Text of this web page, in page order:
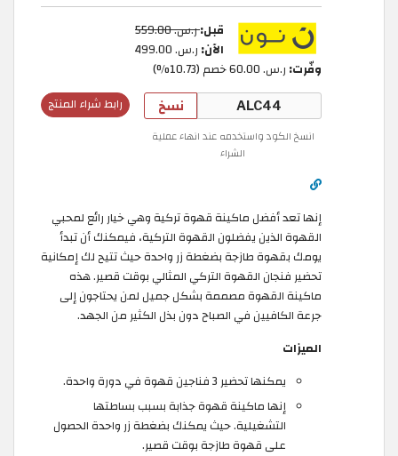
قبل:ر.س.‏ 559.00
الآن: ر.س.‏ 499.00
وفّرت: ر.س.‏ 60.00 خصم (10.73%)
رابط شراء المنتج نسخ
انسخ الكود واستخدمه عند انهاء عملية
الشراء
إنها تعد أفضل ماكينة قهوة تركية وهي خيار رائع لمحبي
القهوة الذين يفضلون القهوة التركية، فيمكنك أن تبدأ
يومك بقهوة طازجة بضغطة زر واحدة حيث تتيح لك إمكانية
تحضير فنجان القهوة التركي المثالي بوقت قصير. هذه
ماكينة القهوة مصممة بشكل جميل لمن يحتاجون إلى
جرعة الكافيين في الصباح دون بذل الكثير من الجهد.
الميزات
يمكنها تحضير 3 فناجين قهوة في دورة واحدة.
إنها ماكينة قهوة جذابة بسبب بساطتها
التشغيلية. حيث يمكنك بضغطة زر واحدة الحصول
على قهوة طازجة بوقت قصير.